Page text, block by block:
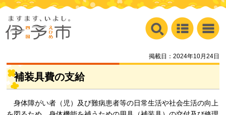
掲載日：2024年10月24日
補装具費の支給
身体障がい者（児）及び難病患者等の日常生活や社会生活の向上